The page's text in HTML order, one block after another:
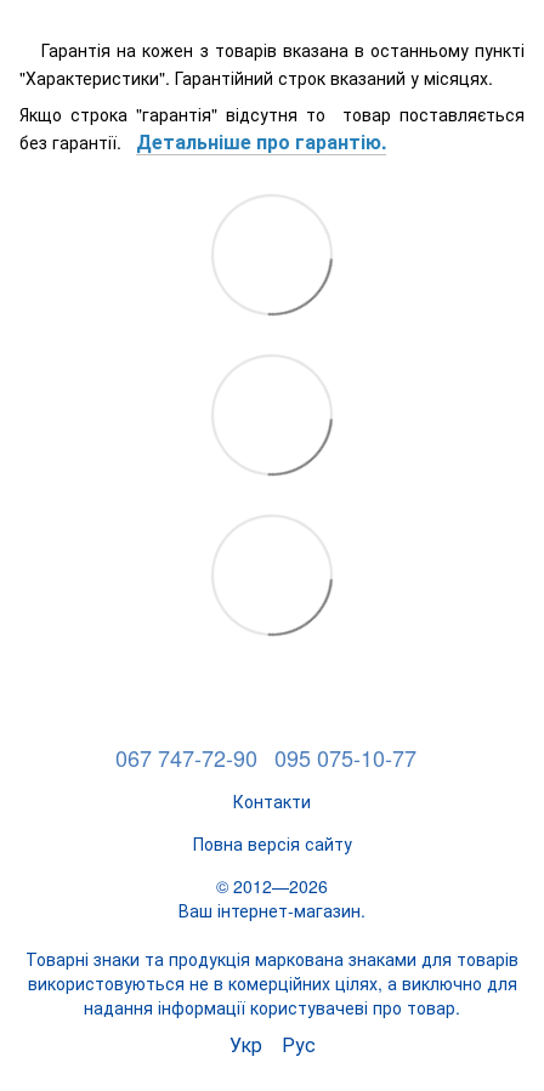
Гарантія на кожен з товарів вказана в останньому пункті
"Характеристики". Гарантійний строк вказаний у місяцях.
Якщо строка "гарантія" відсутня то товар поставляється
без гарантії. Детальніше про гарантію.
067 747-72-90 095 075-10-77
Контакти
Повна версія сайту
© 2012—2026
Ваш інтернет-магазин.
Товарні знаки та продукція маркована знаками для товарів
використовуються не в комерційних цілях, а виключно для
надання інформації користувачеві про товар.
Укр Рус